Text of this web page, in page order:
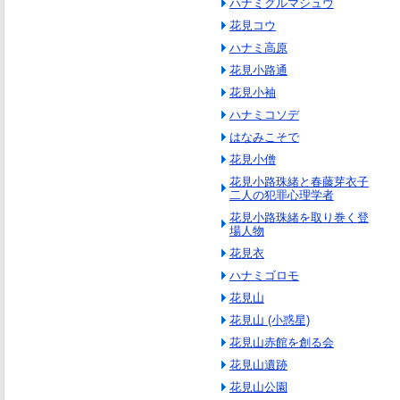
ハナミグルマシュウ
花見コウ
ハナミ高原
花見小路通
花見小袖
ハナミコソデ
はなみこそで
花見小僧
花見小路珠緒と春藤芽衣子
二人の犯罪心理学者
花見小路珠緒を取り巻く登
場人物
花見衣
ハナミゴロモ
花見山
花見山 (小惑星)
花見山赤館を創る会
花見山遺跡
花見山公園